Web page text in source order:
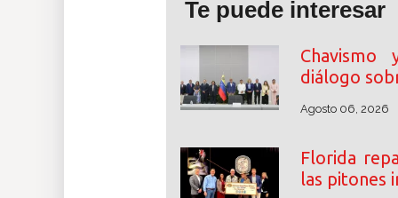
Te puede interesar
Chavismo
diálogo
Agosto 06, 2026
Florida
las pitones